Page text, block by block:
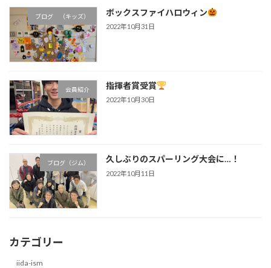
ブログ （キッズ） ボックスファイハロウィン
2022年10月31日
会員紹介 指揮者賞受賞
2022年10月30日
ブログ（ジム） 久しぶりのスパーリング大会に…！
2022年10月11日
カテゴリー
iida-ism